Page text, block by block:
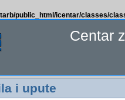
public_html/icentar/classes/
Centar
i upute